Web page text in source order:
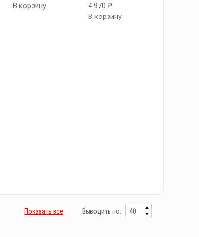
В корзину
4 970 ₽
В корзину
Показать все Выводить по: